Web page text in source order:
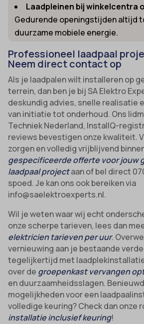
Laadpleinen bij winkelcentra
Gedurende openingstijden altijd
duurzame mobiele energie.
Professioneel laadpaal
Neem direct contact op
Als je laadpalen wilt installeren op
terrein, dan ben je bij SA Elektro
deskundig advies, snelle realisatie
van initiatie tot onderhoud. Ons
Techniek Nederland, InstallQ-
reviews bevestigen onze kwaliteit.
zorgen en volledig vrijblijvend
gespecificeerde offerte voor jouw
laadpaal projectaan of bel direct
spoed. Je kan ons ook bereiken via
info@saelektroexperts.nl.
Wil je weten waar wij echt
onze scherpe tarieven, lees dan
elektricien tarieven per uur.
vernieuwing aan je bestaande
tegelijkertijd met
over de groepenkast vervangen
en duurzaamheidsslagen.
mogelijkheden voor een
volledige keuring? Check dan onze
installatie inclusief keuring!